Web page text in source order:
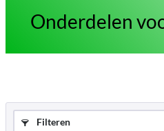
Onderdelen
Filteren